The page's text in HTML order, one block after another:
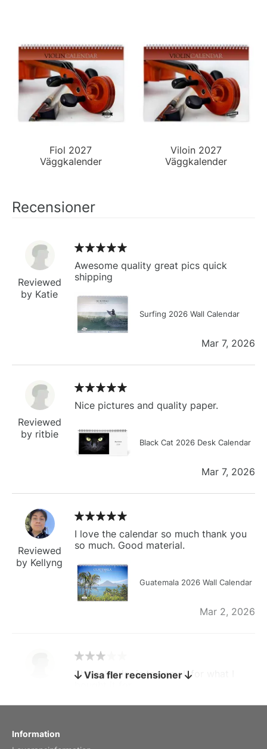
Fiol 2027
Väggkalender
Viloin 2027
Väggkalender
Recensioner
Reviewed
by Katie
Awesome quality great pics quick
shipping
Surfing 2026 Wall Calendar
Mar 7, 2026
Reviewed
by ritbie
Nice pictures and quality paper.
Black Cat 2026 Desk Calendar
Mar 7, 2026
Reviewed
by Kellyng
I love the calendar so much thank you
so much. Good material.
Guatemala 2026 Wall Calendar
Mar 2, 2026
by charles
The calendar is too small for what I
Visa fler recensioner
Information